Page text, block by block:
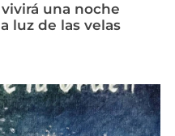
una noche
luz de las velas